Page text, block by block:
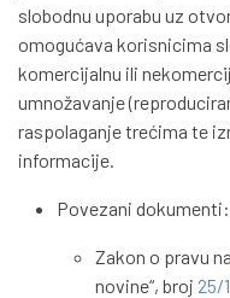
slobodnu uporabu uz
omogućava korisnicima
komercijalnu ili
umnožavanje
raspolaganje trećima te
informacije.
Povezani dokumenti:
Zakon o pravu
novine“, broj 25/